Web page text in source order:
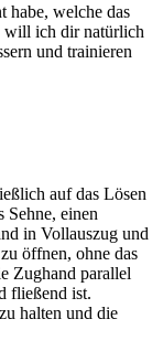
habe, welche das
will ich dir natürlich
und trainieren
auf das Lösen
Sehne, einen
in Vollauszug und
öffnen, ohne das
Zughand parallel
fließend ist.
halten und die